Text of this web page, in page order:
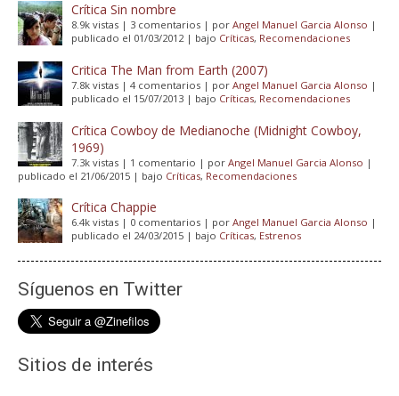
Crítica Sin nombre
8.9k vistas | 3 comentarios | por Angel Manuel Garcia Alonso |
publicado el 01/03/2012| bajo Críticas, Recomendaciones
Critica The Man from Earth (2007)
7.8k vistas | 4 comentarios | por Angel Manuel Garcia Alonso |
publicado el 15/07/2013 | bajo Críticas, Recomendaciones
Crítica Cowboy de Medianoche (Midnight Cowboy,
1969)
7.3k vistas | 1 comentario | por Angel Manuel Garcia Alonso |
publicado el 21/06/2015 | bajo Críticas, Recomendaciones
Crítica Chappie
6.4k vistas | 0 comentarios | por Angel Manuel Garcia Alonso |
publicado el 24/03/2015 | bajo Críticas, Estrenos
Síguenos en Twitter
Sitios de interés